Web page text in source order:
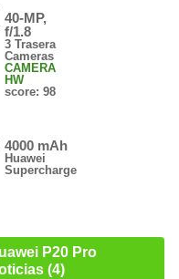
40-MP,
f/1.8
3 Trasera
Cameras
CAMERA
HW
score: 98
4000 mAh
Huawei
Supercharge
P20 Pro
(4)